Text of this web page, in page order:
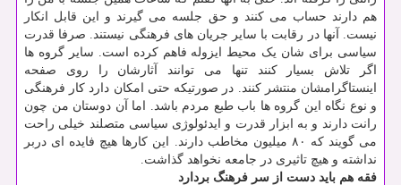
هم دارند حساب می کنند و حق جلسه می گیرند و این قابل انکار
نیست. آنها در رقابت با سایر جریان های فرهنگی نیستند. صرفا قدرت
سیاسی برای شان یک محیط ایزوله فاهم کرده است. سایر گروه ها
اگر تلاش بسیار کنند تنها می توانند آثارشان را روی صفحه
اینستاگرامشان منتشر کنند. در صورتیکه حتی امکان دارد کار فرهنگی
و نوع نگاه این گروه ها باب طبع مردم باشد. اما آن دوستان من چون
رانت دارند و به ابزار قدرت و ایدئولوژی سیاسی متصلند خیلی راحت
می گویند که ۸۰ میلیون مخاطب دارند. این کارها هیچ فایده ای دربر
نداشته و هیچ تاثیری در جامعه نخواهد گذاشت.
فقه هم باید دست از سر فرهنگ بردارد